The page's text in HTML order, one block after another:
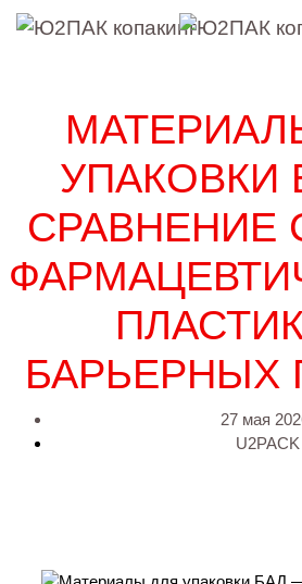
УПАКОВКИ
СРАВНЕНИЕ
БАРЬЕРНЫХ
27 мая
U2PACK